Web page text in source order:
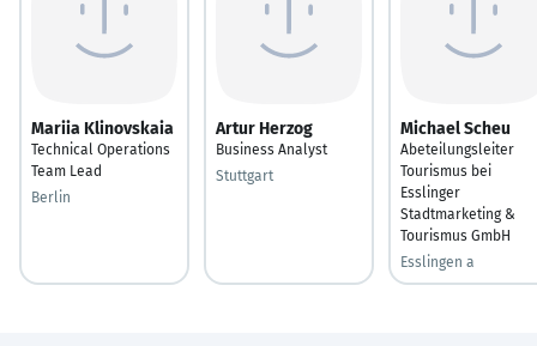
Mariia Klinovskaia
Technical Operations
Team Lead
Berlin
Artur Herzog
Business Analyst
Stuttgart
Michael Scheu
Abeteilungsleiter
Tourismus bei
Esslinger
Stadtmarketing &
Tourismus GmbH
Esslingen a